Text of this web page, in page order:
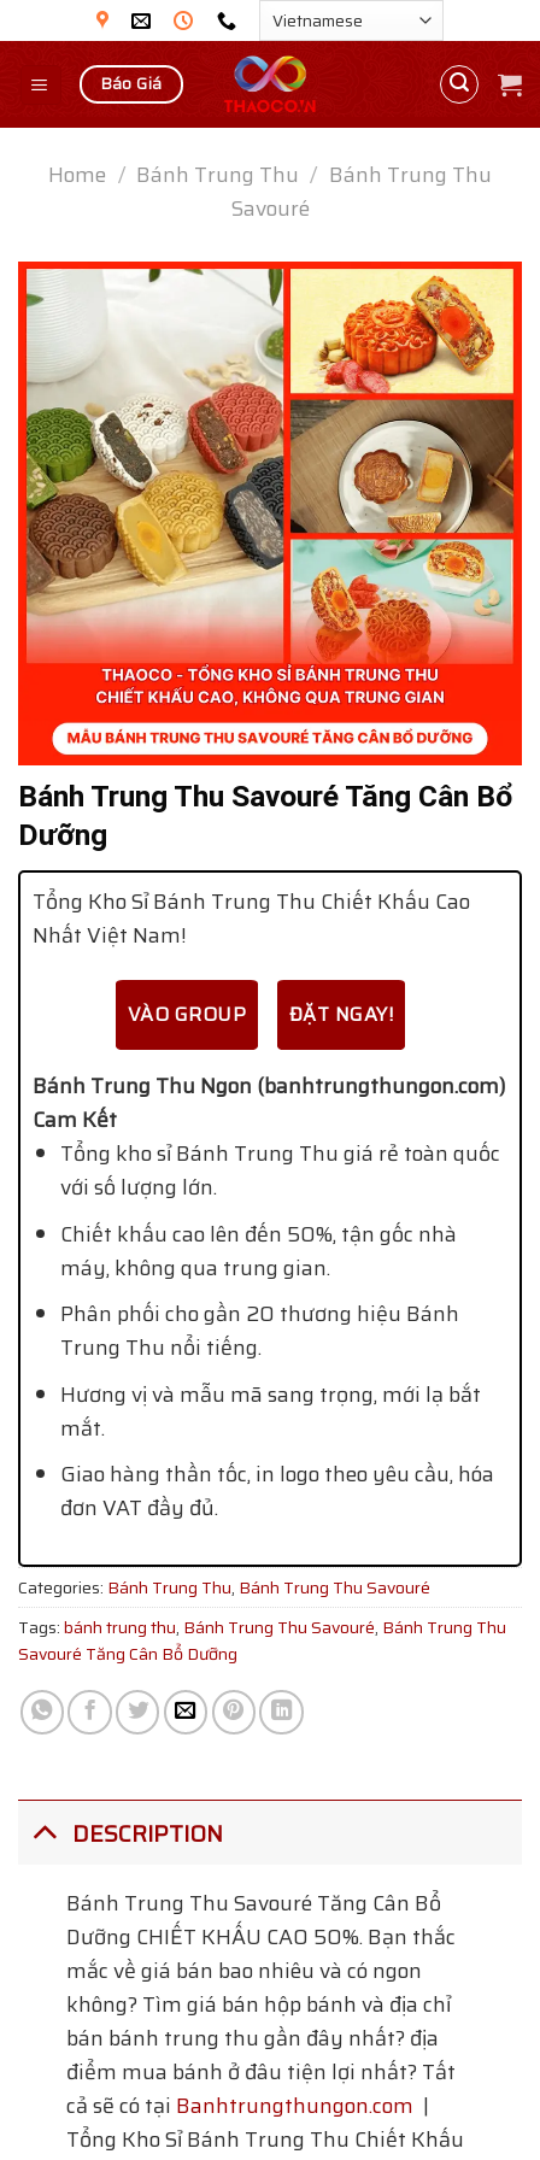
to
content
Báo Giá
Home / Bánh Trung Thu / Bánh Trung Thu
Savouré
Bánh Trung Thu Savouré Tăng Cân Bổ
Dưỡng
Tổng Kho Sỉ Bánh Trung Thu Chiết Khấu Cao
Nhất Việt Nam!
VÀO GROUP ĐẶT NGAY!
Bánh Trung Thu Ngon (banhtrungthungon.com)
Cam Kết
Tổng kho sỉ Bánh Trung Thu giá rẻ toàn quốc
với số lượng lớn.
Chiết khấu cao lên đến 50%, tận gốc nhà
máy, không qua trung gian.
Phân phối cho gần 20 thương hiệu Bánh
Trung Thu nổi tiếng.
Hương vị và mẫu mã sang trọng, mới lạ bắt
mắt.
Giao hàng thần tốc, in logo theo yêu cầu, hóa
đơn VAT đầy đủ.
Categories: Bánh Trung Thu, Bánh Trung Thu Savouré
Tags:bánh trung thu, Bánh Trung Thu Savouré, Bánh Trung Thu
Savouré Tăng Cân Bổ Dưỡng
DESCRIPTION
Bánh Trung Thu Savouré Tăng Cân Bổ
Dưỡng CHIẾT KHẤU CAO 50%. Bạn thắc
mắc về giá bán bao nhiêu và có ngon
không? Tìm giá bán hộp bánh và địa chỉ
bán bánh trung thu gần đây nhất? địa
điểm mua bánh ở đâu tiện lợi nhất? Tất
cả sẽ có tại Banhtrungthungon.com |
Tổng Kho Sỉ Bánh Trung Thu Chiết Khấu